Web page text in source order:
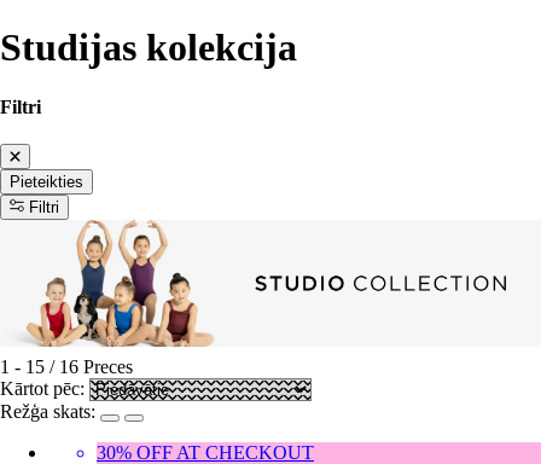
Studijas kolekcija
Filtri
Pieteikties
Filtri
1 - 15 / 16 Preces
Kārtot pēc:
Režģa skats:
30% OFF AT CHECKOUT